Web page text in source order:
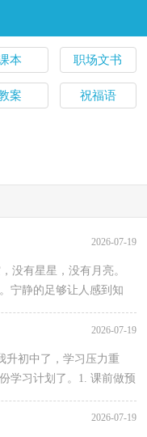
本 职场文书
案 祝福语
2026-07-19
没有星星，没有月亮。
宁静的足够让人感到知
希望对你有帮助。...
2026-07-19
初中了，学习压力重
学习计划了。1. 课前做预
2026-07-19